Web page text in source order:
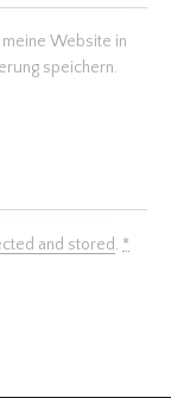
Website in
speichern.
and stored. *